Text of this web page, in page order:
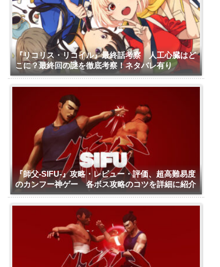
『リコリス・リコイル』最終話考察 人工心臓はど
こに？最終回の謎を徹底考察！ネタバレ有り
『師父-SIFU-』攻略・レビュー・評価、超高難易度
のカンフー神ゲー 各ボス攻略のコツを詳細に紹介